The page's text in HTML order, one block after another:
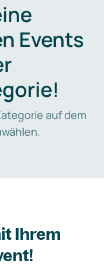
Events
auf dem
Ihrem